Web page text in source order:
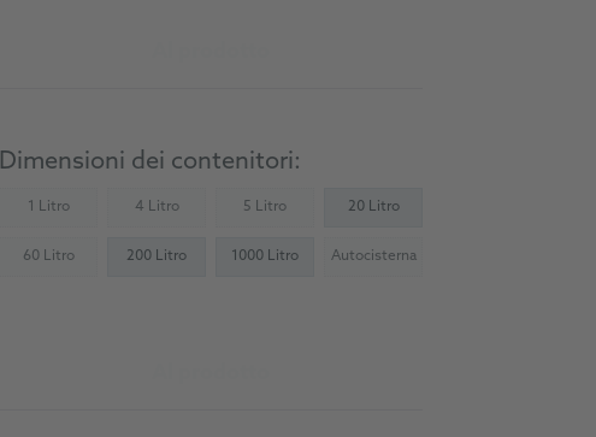
Dimensioni dei contenitori:
1 Litro(Not available)4 Litro
(Not available)5 Litro(Not available)20 Litro
60 Litro
(Not available)200 Litro 1000 Litro Autocisterna(Not available)